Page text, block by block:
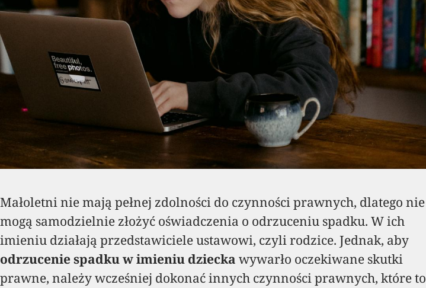
Małoletni nie mają pełnej zdolności do czynności prawnych, dlatego nie
mogą samodzielnie złożyć oświadczenia o odrzuceniu spadku. W ich
imieniu działają przedstawiciele ustawowi, czyli rodzice. Jednak, aby
odrzucenie spadku w imieniu dziecka wywarło oczekiwane skutki
prawne, należy wcześniej dokonać innych czynności prawnych, które to